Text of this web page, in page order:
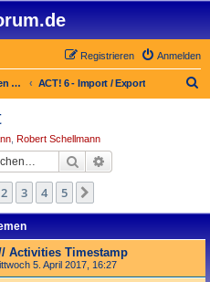
Anmelden
Registrieren
ACT! - Die Versionen 2.x bis 6.x (auch ACT! 2000) ACT! 6 - Import / Export
Robert Schellmann
Suche
2 3 4 5
Activities Timestamp
5. April 2017, 16:27